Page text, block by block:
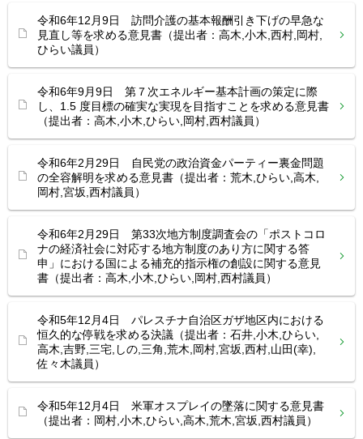
令和6年12月9日 訪問介護の基本報酬引き下げの早急な
見直し等を求める意見書（提出者：高木,小木,西村,岡村,
ひらい議員）
令和6年9月9日 第７次エネルギー基本計画の策定に際
し、1.5 度目標の確実な実現を目指すことを求める意見書
（提出者：高木,小木,ひらい,岡村,西村議員）
令和6年2月29日 自民党の政治資金パーティー裏金問題
の全容解明を求める意見書（提出者：荒木,ひらい,高木,
岡村,宮坂,西村議員）
令和6年2月29日 第33次地方制度調査会の「ポストコロ
ナの経済社会に対応する地方制度のあり方に関する答
申」における国による補充的指示権の創設に関する意見
書（提出者：高木,小木,ひらい,岡村,西村議員）
令和5年12月4日 パレスチナ自治区ガザ地区内における
恒久的な停戦を求める決議（提出者：石井,小木,ひらい,
高木,吉野,三宅,しの,三角,荒木,岡村,宮坂,西村,山田(幸),
佐々木議員）
令和5年12月4日 米軍オスプレイの墜落に関する意見書
（提出者：岡村,小木,ひらい,高木,荒木,宮坂,西村議員）